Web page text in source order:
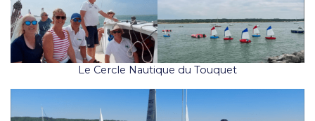
Le Cercle Nautique du Touquet